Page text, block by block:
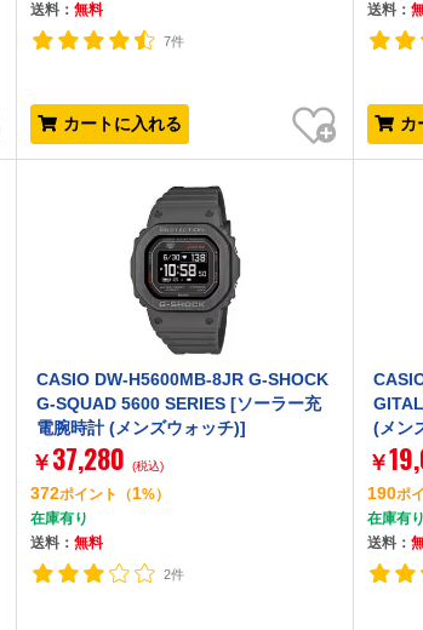
送料：無料
7件
カートに入れる
お気に入り
送料：
カ
CASIO DW-H5600MB-8JR G-SHOCK
G-SQUAD 5600 SERIES [ソーラー充
電腕時計 (メンズウォッチ)]
￥ 37,280 (税込)
372ポイント （1%）
在庫有り
送料：無料
2件
(メン
￥
190ポ
在庫有り
送料：